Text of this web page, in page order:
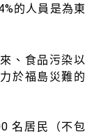
的人員是為東
、食品污染以
於福島災難的
名居民（不包